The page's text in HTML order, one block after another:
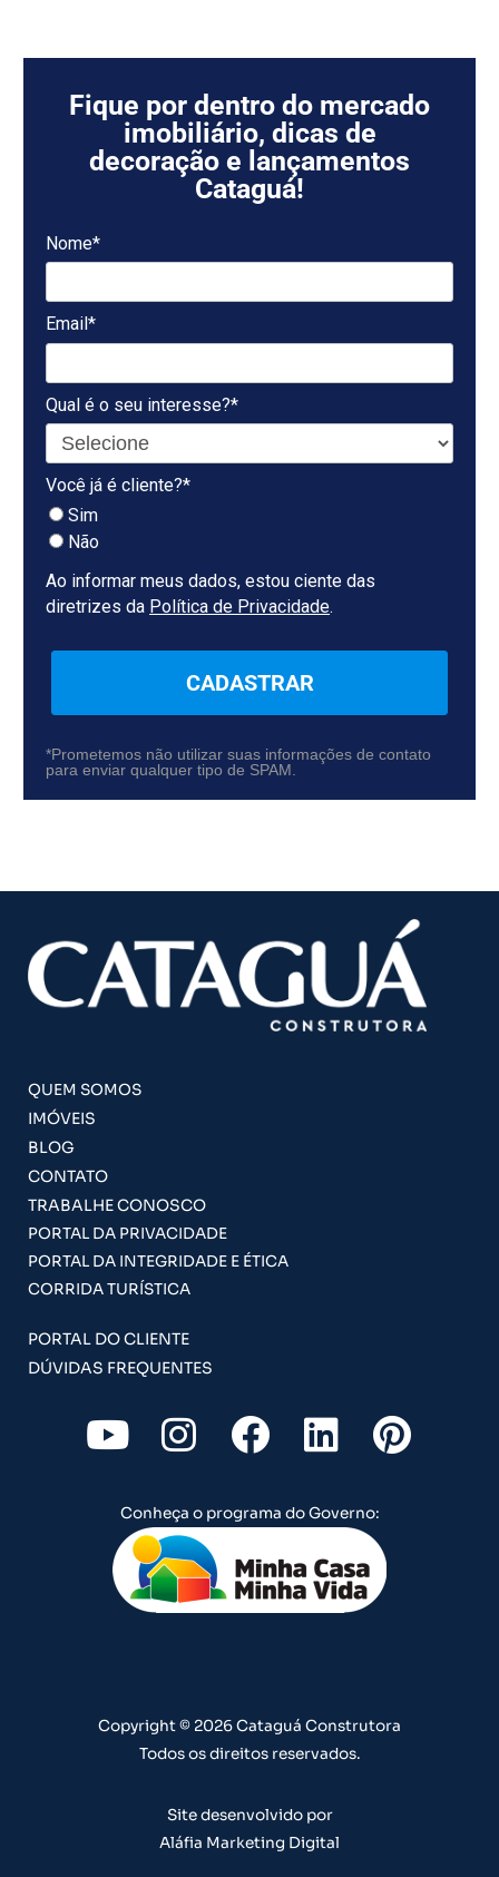
Fique por dentro do mercado
imobiliário, dicas de
decoração e lançamentos
Cataguá!
Nome*
Email*
Qual é o seu interesse?*
Você já é cliente?*
Sim
Não
Ao informar meus dados, estou ciente das
diretrizes da Política de Privacidade.
CADASTRAR
*Prometemos não utilizar suas informações de contato
para enviar qualquer tipo de SPAM.
QUEM SOMOS
IMÓVEIS
BLOG
CONTATO
TRABALHE CONOSCO
PORTAL DA PRIVACIDADE
PORTAL DA INTEGRIDADE E ÉTICA
CORRIDA TURÍSTICA
PORTAL DO CLIENTE
DÚVIDAS FREQUENTES
Y
o
u
t
u
b
I
n
s
t
a
g
m
F
a
c
e
b
o
L
i
n
k
e
d
P
i
t
Conheça o programa do Governo:
Copyright © 2026 Cataguá Construtora
Todos os direitos reservados.
Site desenvolvido por
Aláfia Marketing Digital